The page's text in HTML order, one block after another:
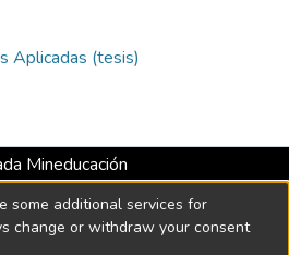
Aplicadas (tesis)
Mineducación
Institucional hasta 2026 -
MEN 2158 de 2018
some additional services for
change or withdraw your consent